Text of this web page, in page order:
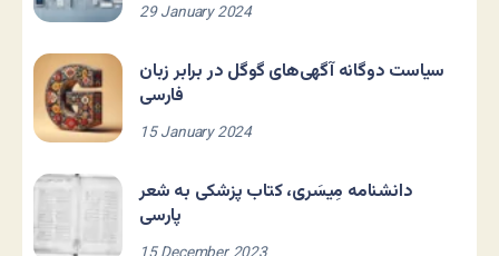
29 January 2024
سیاست دوگانه آگهی‌های گوگل در برابر زبان
فارسی
15 January 2024
دانشنامه مِیسَری، کتاب پزشکی به شعر
پارسی